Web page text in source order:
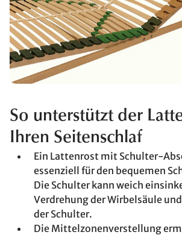
So unterstützt der
Ihren Seitenschlaf
Ein Lattenrost mit Schulter-
essenziell für den bequemen
Die Schulter kann weich
Verdrehung der Wirbelsäule
der Schulter.
Die Mittelzonenverstellung